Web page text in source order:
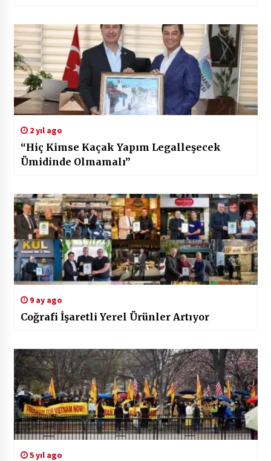
2 yıl ago
“Hiç Kimse Kaçak Yapım Legalleşecek
Ümidinde Olmamalı”
9 ay ago
Coğrafi İşaretli Yerel Ürünler Artıyor
5 yıl ago